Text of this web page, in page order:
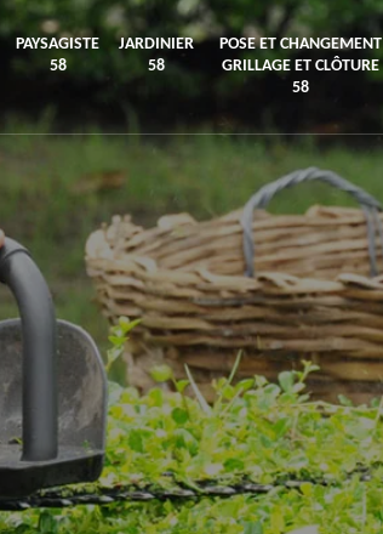
PAYSAGISTE
58
JARDINIER
58
POSE ET CHANGEMENT
GRILLAGE ET CLÔTURE
58